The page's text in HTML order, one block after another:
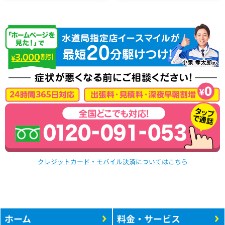
クレジットカード・モバイル決済についてはこちら
ホーム 料金・サービス